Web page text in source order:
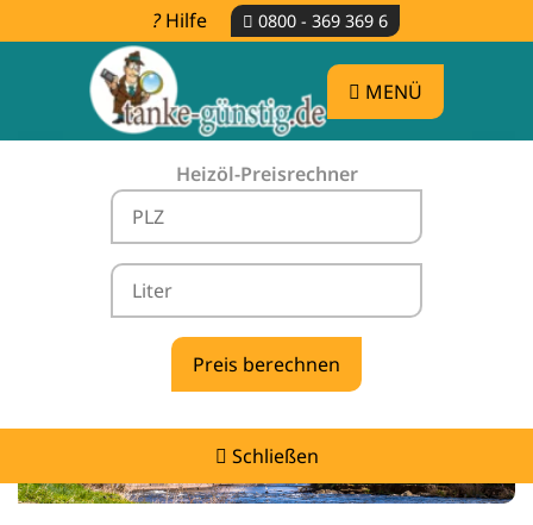
Hilfe 0800 - 369 369 6
MENÜ
Heizöl-Preisrechner
Schließen
Heizölpreise Dobel -
vergleichen & günstig tanken